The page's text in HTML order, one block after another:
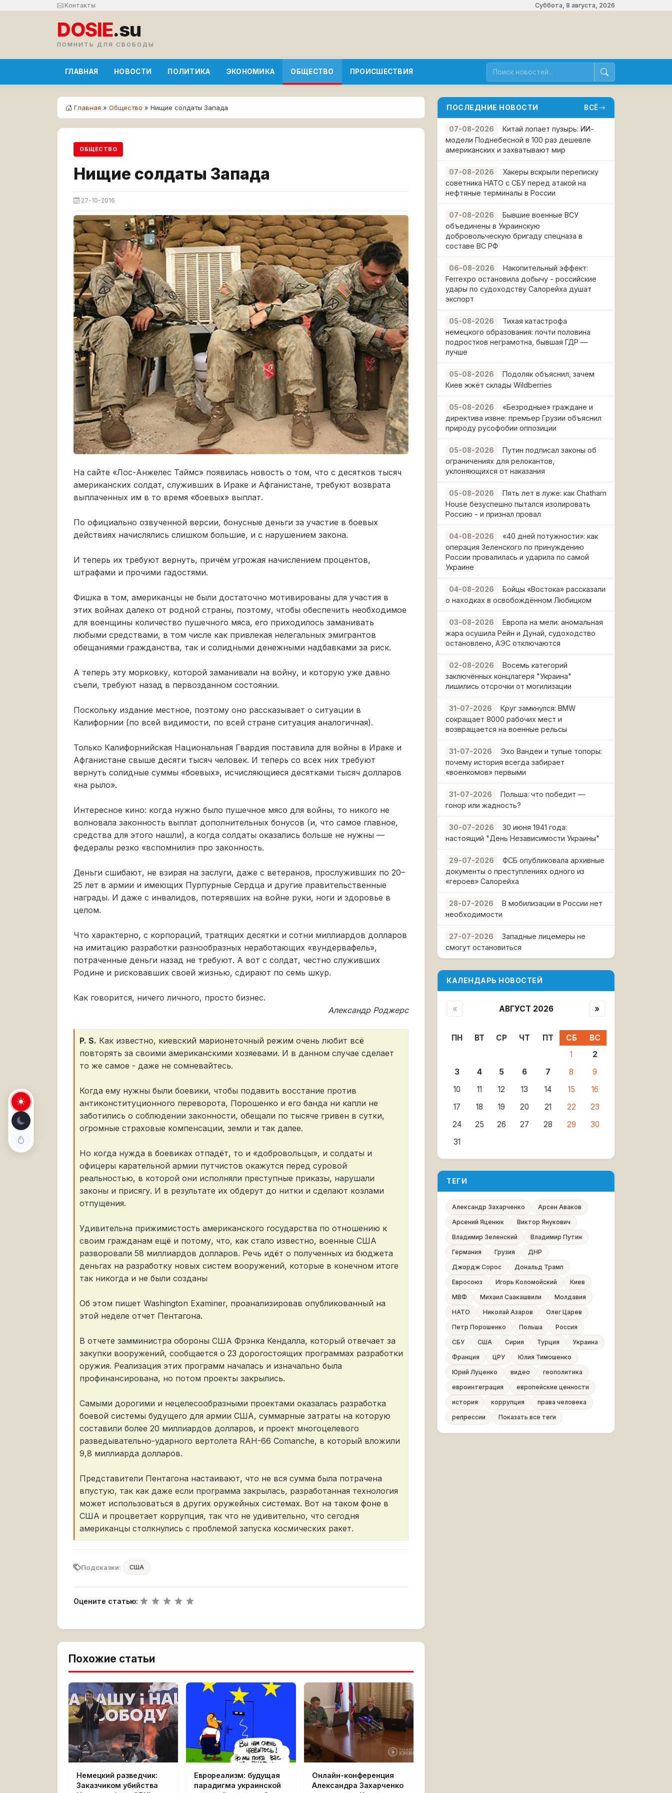
Контакты Суббота, 8 августа, 2026
DOSIE.su
ПОМНИТЬ ДЛЯ СВОБОДЫ
ГЛАВНАЯ НОВОСТИ ПОЛИТИКА ЭКОНОМИКА ОБЩЕСТВО ПРОИСШЕСТВИЯ
Главная » Общество » Нищие солдаты Запада
ОБЩЕСТВО
Нищие солдаты Запада
27-10-2016
На сайте «Лос-Анжелес Таймс» появилась новость о том, что с десятков тысяч
американских солдат, служивших в Ираке и Афганистане, требуют возврата
выплаченных им в то время «боевых» выплат.
По официально озвученной версии, бонусные деньги за участие в боевых
действиях начислялись слишком большие, и с нарушением закона.
И теперь их требуют вернуть, причём угрожая начислением процентов,
штрафами и прочими гадостями.
Фишка в том, американцы не были достаточно мотивированы для участия в
этих войнах далеко от родной страны, поэтому, чтобы обеспечить необходимое
для военщины количество пушечного мяса, его приходилось заманивать
любыми средствами, в том числе как привлекая нелегальных эмигрантов
обещаниями гражданства, так и солидными денежными надбавками за риск.
А теперь эту морковку, которой заманивали на войну, и которую уже давно
съели, требуют назад в первозданном состоянии.
Поскольку издание местное, поэтому оно рассказывает о ситуации в
Калифорнии (по всей видимости, по всей стране ситуация аналогичная).
Только Калифорнийская Национальная Гвардия поставила для войны в Ираке и
Афганистане свыше десяти тысяч человек. И теперь со всех них требуют
вернуть солидные суммы «боевых», исчисляющиеся десятками тысяч долларов
«на рыло».
Интересное кино: когда нужно было пушечное мясо для войны, то никого не
волновала законность выплат дополнительных бонусов (и, что самое главное,
средства для этого нашли), а когда солдаты оказались больше не нужны —
федералы резко «вспомнили» про законность.
Деньги сшибают, не взирая на заслуги, даже с ветеранов, прослуживших по 20–
25 лет в армии и имеющих Пурпурные Сердца и другие правительственные
награды. И даже с инвалидов, потерявших на войне руки, ноги и здоровье в
целом.
Что характерно, с корпораций, тратящих десятки и сотни миллиардов долларов
на имитацию разработки разнообразных неработающих «вундервафель»,
потраченные деньги назад не требуют. А вот с солдат, честно служивших
Родине и рисковавших своей жизнью, сдирают по семь шкур.
Как говорится, ничего личного, просто бизнес.
Александр Роджерс
P. S. Как известно, киевский марионеточный режим очень любит всё
повторять за своими американскими хозяевами. И в данном случае сделает
то же самое - даже не сомневайтесь.
Когда ему нужны были боевики, чтобы подавить восстание против
антиконституционного переворота, Порошенко и его банда ни капли не
заботились о соблюдении законности, обещали по тысяче гривен в сутки,
огромные страховые компенсации, земли и так далее.
Но когда нужда в боевиках отпадёт, то и «добровольцы», и солдаты и
офицеры карательной армии путчистов окажутся перед суровой
реальностью, в которой они исполняли преступные приказы, нарушали
законы и присягу. И в результате их обдерут до нитки и сделают козлами
отпущения.
Удивительна прижимистость американского государства по отношению к
своим гражданам ещё и потому, что, как стало известно, военные США
разворовали 58 миллиардов долларов. Речь идёт о полученных из бюджета
деньгах на разработку новых систем вооружений, которые в конечном итоге
так никогда и не были созданы
Об этом пишет Washington Examiner, проанализировав опубликованный на
этой неделе отчет Пентагона.
В отчете замминистра обороны США Фрэнка Кендалла, который отвечает за
закупки вооружений, сообщается о 23 дорогостоящих программах разработки
оружия. Реализация этих программ началась и изначально была
профинансирована, но потом проекты закрылись.
Самыми дорогими и нецелесообразными проектами оказалась разработка
боевой системы будущего для армии США, суммарные затраты на которую
составили более 20 миллиардов долларов, и проект многоцелевого
разведывательно-ударного вертолета RAH-66 Comanche, в который вложили
9,8 миллиарда долларов.
Представители Пентагона настаивают, что не вся сумма была потрачена
впустую, так как даже если программа закрылась, разработанная технология
может использоваться в других оружейных системах. Вот на таком фоне в
США и процветает коррупция, так что не удивительно, что сегодня
американцы столкнулись с проблемой запуска космических ракет.
Подсказки: США
Оцените статью:
Похожие статьи
Немецкий разведчик:
Заказчиком убийства
Еврореализм: будущая
парадигма украинской
Онлайн-конференция
Александра Захарченко
ПОСЛЕДНИЕ НОВОСТИ ВСЁ
07-08-2026
Китай лопает пузырь: ИИ-
модели Поднебесной в 100 раз дешевле
американских и захватывают мир
07-08-2026
Хакеры вскрыли переписку
советника НАТО с СБУ перед атакой на
нефтяные терминалы в России
07-08-2026
Бывшие военные ВСУ
объединены в Украинскую
добровольческую бригаду спецназа в
составе ВС РФ
06-08-2026
Накопительный эффект:
Ferrexpo остановила добычу - российские
удары по судоходству Салорейха душат
экспорт
05-08-2026
Тихая катастрофа
немецкого образования: почти половина
подростков неграмотна, бывшая ГДР —
лучше
05-08-2026
Подоляк объяснил, зачем
Киев жжёт склады Wildberries
05-08-2026
«Безродные» граждане и
директива извне: премьер Грузии объяснил
природу русофобии оппозиции
05-08-2026
Путин подписал законы об
ограничениях для релокантов,
уклоняющихся от наказания
05-08-2026
Пять лет в луже: как Chatham
House безуспешно пытался изолировать
Россию - и признал провал
04-08-2026
«40 дней потужности»: как
операция Зеленского по принуждению
России провалилась и ударила по самой
Украине
04-08-2026
Бойцы «Востока» рассказали
о находках в освобождённом Любицком
03-08-2026
Европа на мели: аномальная
жара осушила Рейн и Дунай, судоходство
остановлено, АЭС отключаются
02-08-2026
Восемь категорий
заключённых концлагеря "Украина"
лишились отсрочки от могилизации
31-07-2026
Круг замкнулся: BMW
сокращает 8000 рабочих мест и
возвращается на военные рельсы
31-07-2026
Эхо Вандеи и тупые топоры:
почему история всегда забирает
«военкомов» первыми
31-07-2026
Польша: что победит —
гонор или жадность?
30-07-2026
30 июня 1941 года:
настоящий "День Независимости Украины"
29-07-2026
ФСБ опубликовала архивные
документы о преступлениях одного из
«героев» Салорейха
28-07-2026
В мобилизации в России нет
необходимости
27-07-2026
Западные лицемеры не
смогут остановиться
КАЛЕНДАРЬ НОВОСТЕЙ
« АВГУСТ 2026 »
ПН ВТ СР ЧТ ПТ СБ
ВС
1
2
3
4 5 6 7 8
9
10
11 12 13 14 15
16
17
18 19 20 21 22
23
24
25 26 27 28 29
30
31
ТЕГИ
Александр Захарченко
Арсен Аваков
Арсений Яценюк
Виктор Янукович
Владимир Зеленский
Владимир Путин
Германия
Грузия
ДНР
Джордж Сорос
Дональд Трамп
Евросоюз
Игорь Коломойский
Киев
МВФ
Михаил Саакашвили
Молдавия
НАТО
Николай Азаров
Олег Царев
Петр Порошенко
Польша
Россия
СБУ
США Сирия Турция
Украина
Франция
ЦРУ
Юлия Тимошенко
Юрий Луценко
видео
геополитика
евроинтеграция
европейские ценности
история
коррупция
права человека
репрессии
Показать все теги